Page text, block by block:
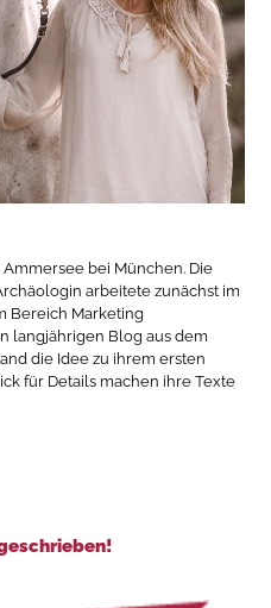
bei München. Die
arbeitete zunächst im
Bereich Marketing
langjährigen Blog aus dem
die Idee zu ihrem ersten
für Details machen ihre Texte